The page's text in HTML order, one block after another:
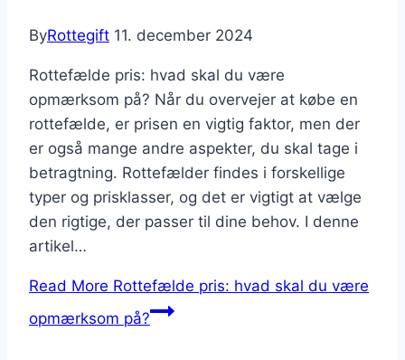
ByRottegift 11. december 2024
Rottefælde pris: hvad skal du være
opmærksom på? Når du overvejer at købe en
rottefælde, er prisen en vigtig faktor, men der
er også mange andre aspekter, du skal tage i
betragtning. Rottefælder findes i forskellige
typer og prisklasser, og det er vigtigt at vælge
den rigtige, der passer til dine behov. I denne
artikel…
Read More Rottefælde pris: hvad skal du være
opmærksom på?